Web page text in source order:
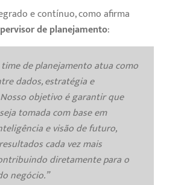
e contínuo, como afirma
de planejamento:
de planejamento atua como
dados, estratégia e
objetivo é garantir que
tomada com base em
e visão de futuro,
cada vez mais
diretamente para o
negócio.”